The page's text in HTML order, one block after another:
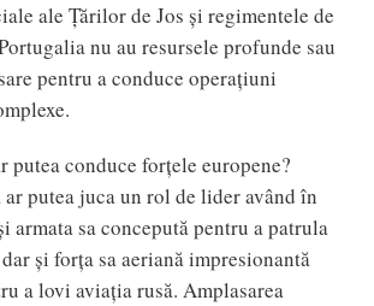
ale Țărilor de Jos și regimentele de
nu au resursele profunde sau
pentru a conduce operațiuni
putea conduce forțele europene?
ar putea juca un rol de lider având în
armata sa concepută pentru a patrula
și forța sa aeriană impresionantă
a lovi aviația rusă. Amplasarea